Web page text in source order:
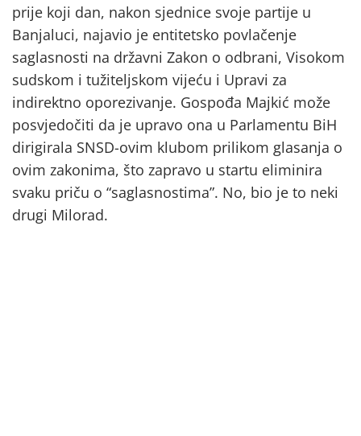
prije koji dan, nakon sjednice svoje partije u
Banjaluci, najavio je entitetsko povlačenje
saglasnosti na državni Zakon o odbrani, Visokom
sudskom i tužiteljskom vijeću i Upravi za
indirektno oporezivanje. Gospođa Majkić može
posvjedočiti da je upravo ona u Parlamentu BiH
dirigirala SNSD-ovim klubom prilikom glasanja o
ovim zakonima, što zapravo u startu eliminira
svaku priču o “saglasnostima”. No, bio je to neki
drugi Milorad.